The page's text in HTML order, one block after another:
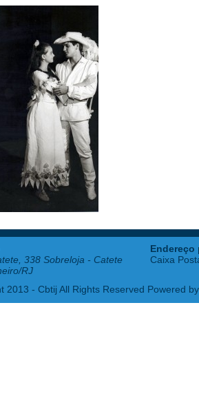
338 Sobreloja - Catete
RJ
Endereço
Caixa
2013 - Cbtij All Rights Reserved Powered